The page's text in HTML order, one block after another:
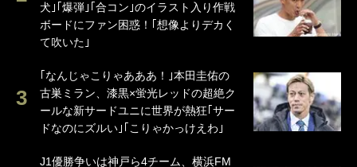
犬｣｢爆弾｣｢合コン｣のイラスト入り作戦
ボードにファン困惑！｢想像よりデカく
て吹いた｣
｢なんじゃこりゃあああ！｣本田圭佑の
古巣ミラン、漆黒×蛍光レッドの超絶ク
ールな新サードユニに世界が熱狂｢サー
ドなのにズルい｣｢こりゃかっけえわ｣
J1優勝争いは神戸ら4チーム、横浜FM